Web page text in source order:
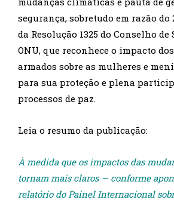
segurança, sobretudo em razão do
da Resolução 1325 do Conselho de
ONU, que reconhece o impacto
armados sobre as mulheres e
para sua proteção e plena
processos de paz.
Leia o resumo da publicação:
À medida que os impactos das
tornam mais claros — conforme
relatório do Painel Internacional